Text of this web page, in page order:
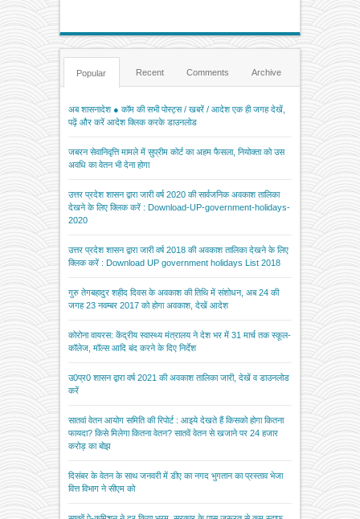
Popular Recent Comments Archive
अब शासनादेश ● कॉम की सभी पोस्ट्स / खबरें / आदेश एक ही जगह देखें,
पढ़ें और करें आदेश क्लिक करके डाउनलोड
जबरन सेवानिवृत्ति मामले में सुप्रीम कोर्ट का अहम फैसला, नियोक्ता को उस
अवधि का वेतन भी देना होगा
उत्तर प्रदेश शासन द्वारा जारी वर्ष 2020 की सार्वजनिक अवकाश तालिका
देखने के लिए क्लिक करें : Download-UP-government-holidays-
2020
उत्तर प्रदेश शासन द्वारा जारी वर्ष 2018 की अवकाश तालिका देखने के लिए
क्लिक करें : Download UP government holidays List 2018
गुरु तेगबहादुर शहीद दिवस के अवकाश की तिथि में संशोधन, अब 24 की
जगह 23 नवम्बर 2017 को होगा अवकाश, देखें आदेश
कोरोना वायरस: केंद्रीय स्वास्थ्य मंत्रालय ने देश भर में 31 मार्च तक स्कूल-
कॉलेज, मॉल्स आदि बंद करने के दिए निर्देश
उ0प्र0 शासन द्वारा वर्ष 2021 की अवकाश तालिका जारी, देखें व डाउनलोड
करें
सातवां वेतन आयोग समिति की रिपोर्ट : आइये देखते हैं किसको होगा कितना
फायदा? किसे मिलेगा कितना वेतन? सातवें वेतन से खजाने पर 24 हजार
करोड़ का बोझ
दिसंबर के वेतन के साथ जनवरी में डीए का नगद भुगतान का प्रस्ताव भेजा
वित्त विभाग ने सीएम को